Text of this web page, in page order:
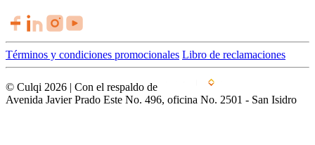
Términos y condiciones promocionales Libro de reclamaciones
© Culqi 2026 | Con el respaldo de
Avenida Javier Prado Este No. 496, oficina No. 2501 - San Isidro